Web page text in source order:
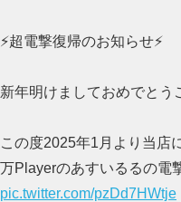
⚡️超電撃復帰のお知らせ⚡️
新年明けましておめでとう
この度2025年1月より当店
万Playerのあすいるるの電
pic.twitter.com/pzDd7HWtje